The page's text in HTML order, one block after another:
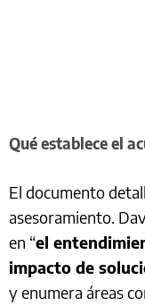
Qué establece el
El documento
asesoramiento.
en “el
impacto de
y enumera áreas